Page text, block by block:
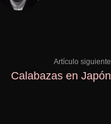
Artículo siguiente
Calabazas en Japón